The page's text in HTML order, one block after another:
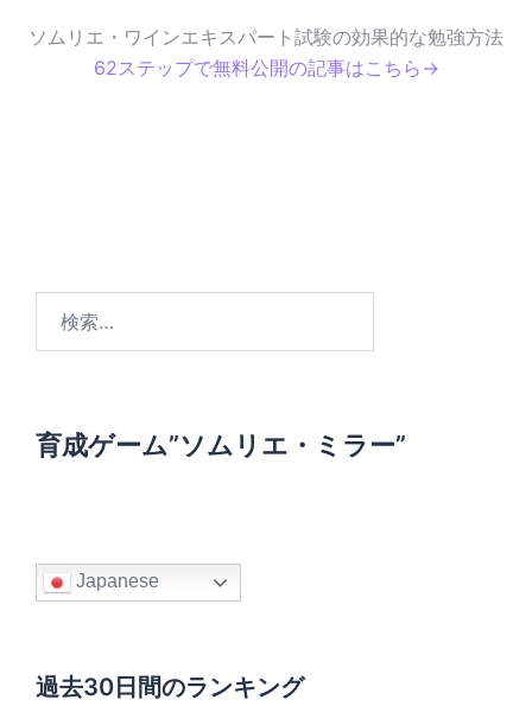
ソムリエ・ワインエキスパート試験の効果的な勉強方法
62ステップで無料公開の記事はこちら→
育成ゲーム”ソムリエ・ミラー”
Japanese
過去30日間のランキング